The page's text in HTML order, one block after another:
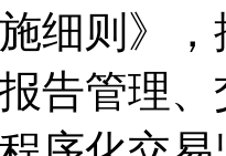
则》，
告管理